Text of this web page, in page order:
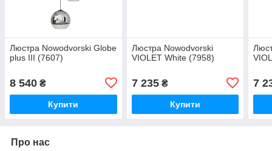
Люстра Nowodvorski Globe
plus III (7607)
8 540 ₴
Купити
Люстра Nowodvorski
VIOLET White (7958)
7 235₴
Купити
7
Про нас